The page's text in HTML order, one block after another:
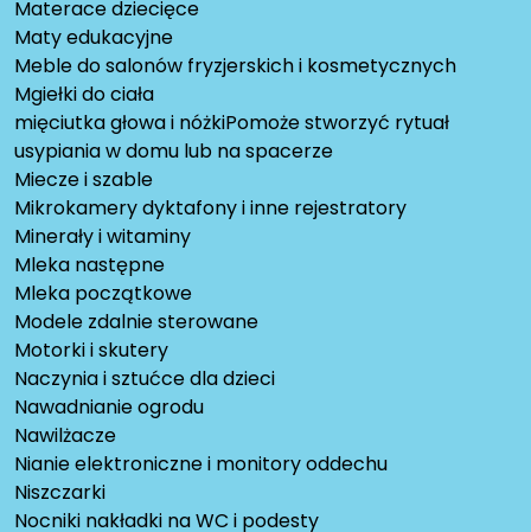
Materace dziecięce
Maty edukacyjne
Meble do salonów fryzjerskich i kosmetycznych
Mgiełki do ciała
mięciutka głowa i nóżkiPomoże stworzyć rytuał
usypiania w domu lub na spacerze
Miecze i szable
Mikrokamery dyktafony i inne rejestratory
Minerały i witaminy
Mleka następne
Mleka początkowe
Modele zdalnie sterowane
Motorki i skutery
Naczynia i sztućce dla dzieci
Nawadnianie ogrodu
Nawilżacze
Nianie elektroniczne i monitory oddechu
Niszczarki
Nocniki nakładki na WC i podesty